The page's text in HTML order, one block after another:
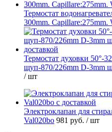
Термостат
300mm. Capillare:275mm.
Термостат духовки 50°-
щуп-870/226mm D-3mm
/ шт
Электроклапан для
Val020bo 981 руб. / шт